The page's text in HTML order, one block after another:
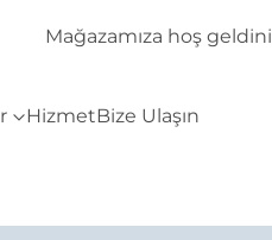
Mağazamıza hoş
HizmetBize Ulaşın